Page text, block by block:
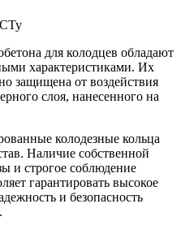
для колодцев обладают
характеристиками. Их
защищена от воздействия
слоя, нанесенного на
колодезные кольца
Наличие собственной
и строгое соблюдение
гарантировать высокое
и безопасность